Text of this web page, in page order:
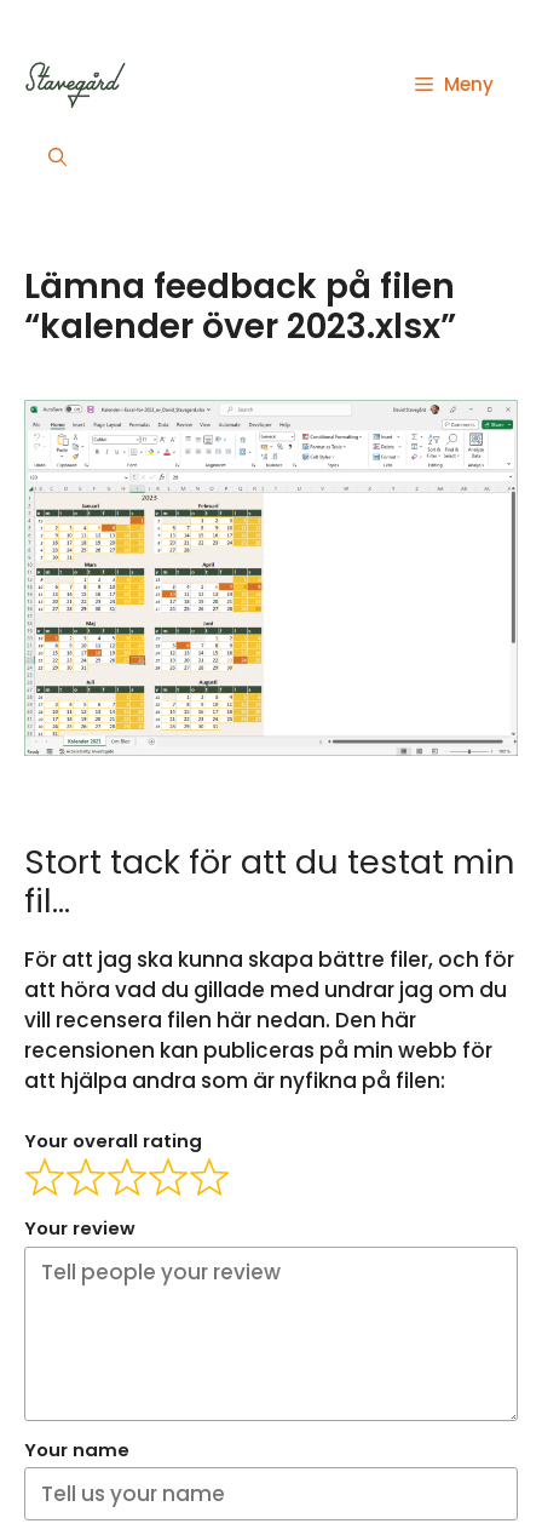
innehåll
Meny
Lämna feedback på filen
“kalender över 2023.xlsx”
Stort tack för att du testat min
fil…
För att jag ska kunna skapa bättre filer, och för
att höra vad du gillade med undrar jag om du
vill recensera filen här nedan. Den här
recensionen kan publiceras på min webb för
att hjälpa andra som är nyfikna på filen:
Your overall rating
Your review
Your name